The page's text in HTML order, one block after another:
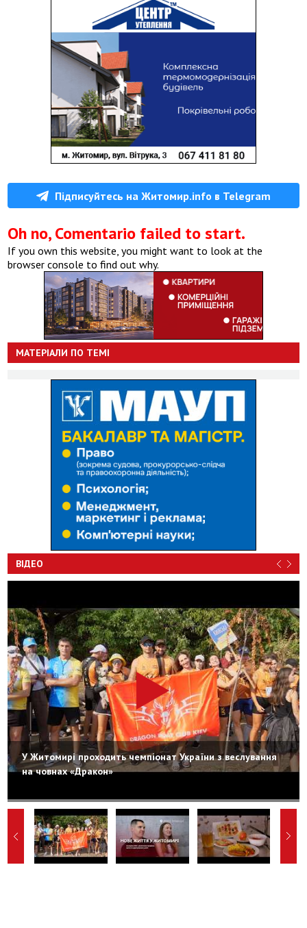
Підписуйтесь на Житомир.info в Telegram
Oh no, Comentario failed to start.
If you own this website, you might want to look at the
browser console to find out why.
МАТЕРІАЛИ ПО ТЕМІ
ВІДЕО
У Житомирі проходить чемпіонат України з веслування
на човнах «Дракон»